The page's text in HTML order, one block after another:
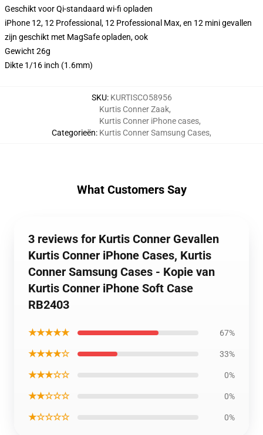
Geschikt voor Qi-standaard wi-fi opladen
iPhone 12, 12 Professional, 12 Professional Max, en 12 mini gevallen
zijn geschikt met MagSafe opladen, ook
Gewicht 26g
Dikte 1/16 inch (1.6mm)
SKU: KURTISCO58956
Categorieën:
Kurtis Conner Zaak,
Kurtis Conner iPhone cases,
Kurtis Conner Samsung Cases,
What Customers Say
3 reviews for Kurtis Conner Gevallen
Kurtis Conner iPhone Cases, Kurtis
Conner Samsung Cases - Kopie van
Kurtis Conner iPhone Soft Case
RB2403
★★★★★ 67%
★★★★☆ 33%
★★★☆☆ 0%
★★☆☆☆ 0%
★☆☆☆☆ 0%